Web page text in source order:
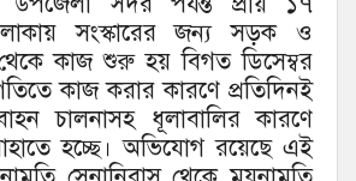
সংস্কারের জন্য সড়ক ও
কাজ শুরু হয় বিগত ডিসেম্বর
কাজ করার কারণে প্রতিদিনই
চালনাসহ ধূলাবালির কারণে
হচ্ছে। অভিযোগ রয়েছে এই